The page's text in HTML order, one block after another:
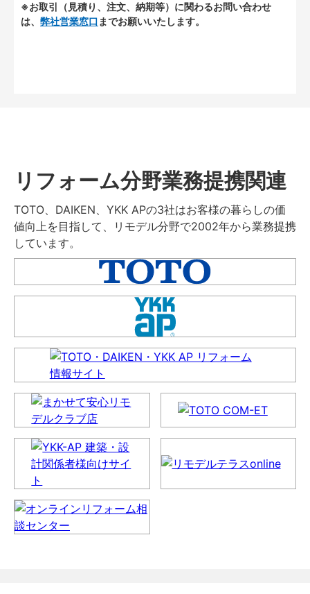
※お取引（見積り、注文、納期等）に関わるお問い合わせ
は、 弊社営業窓口 までお願いいたします。
リフォーム分野業務提携関連
TOTO、DAIKEN、YKK APの3社はお客様の暮らしの価
値向上を目指して、リモデル分野で2002年から業務提携
しています。